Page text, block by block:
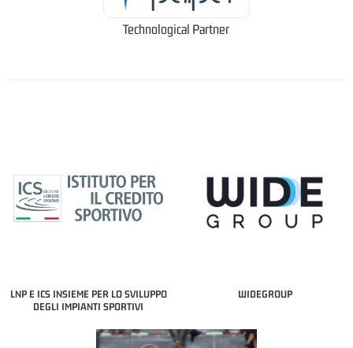
Technological Partner
LNP E ICS INSIEME PER LO SVILUPPO
DEGLI IMPIANTI SPORTIVI
WIDEGROUP